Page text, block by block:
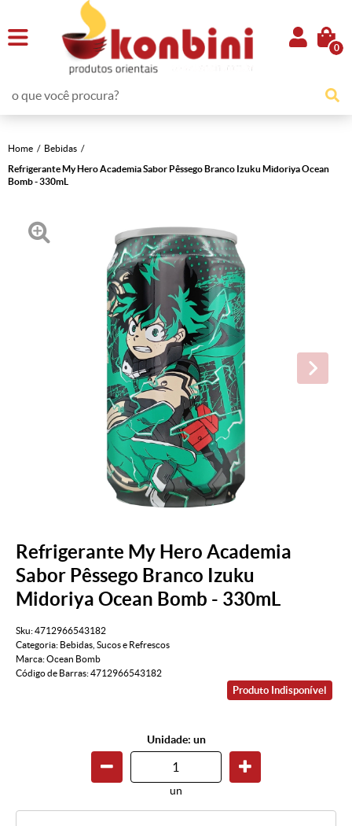
0
Home
Bebidas
Refrigerante My Hero Academia Sabor Pêssego Branco Izuku Midoriya Ocean
Bomb - 330mL
Refrigerante My Hero Academia
Sabor Pêssego Branco Izuku
Midoriya Ocean Bomb - 330mL
Sku:4712966543182
Categoria: Bebidas Sucos e Refrescos
Marca:Ocean Bomb
Código de Barras:4712966543182
Produto Indisponível
Unidade: un
un